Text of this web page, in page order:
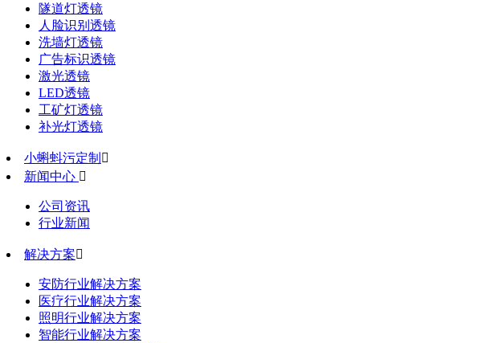
隧道灯透镜
人脸识别透镜
洗墙灯透镜
广告标识透镜
激光透镜
LED透镜
工矿灯透镜
补光灯透镜
小蝌蚪污定制 
新闻中心 
公司资讯
行业新闻
解决方案
安防行业解决方案
医疗行业解决方案
照明行业解决方案
智能行业解决方案